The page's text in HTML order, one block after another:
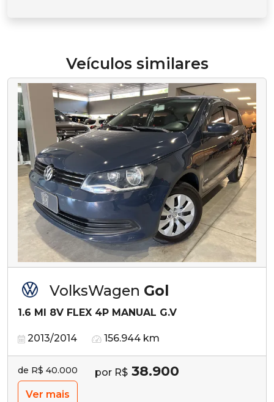
Veículos similares
VolksWagen Gol
1.6 MI 8V FLEX 4P MANUAL G.V
2013/2014 156.944 km
de R$ 40.000 por R$ 38.900
Ver mais